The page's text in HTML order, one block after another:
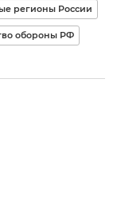
регионы России
обороны РФ